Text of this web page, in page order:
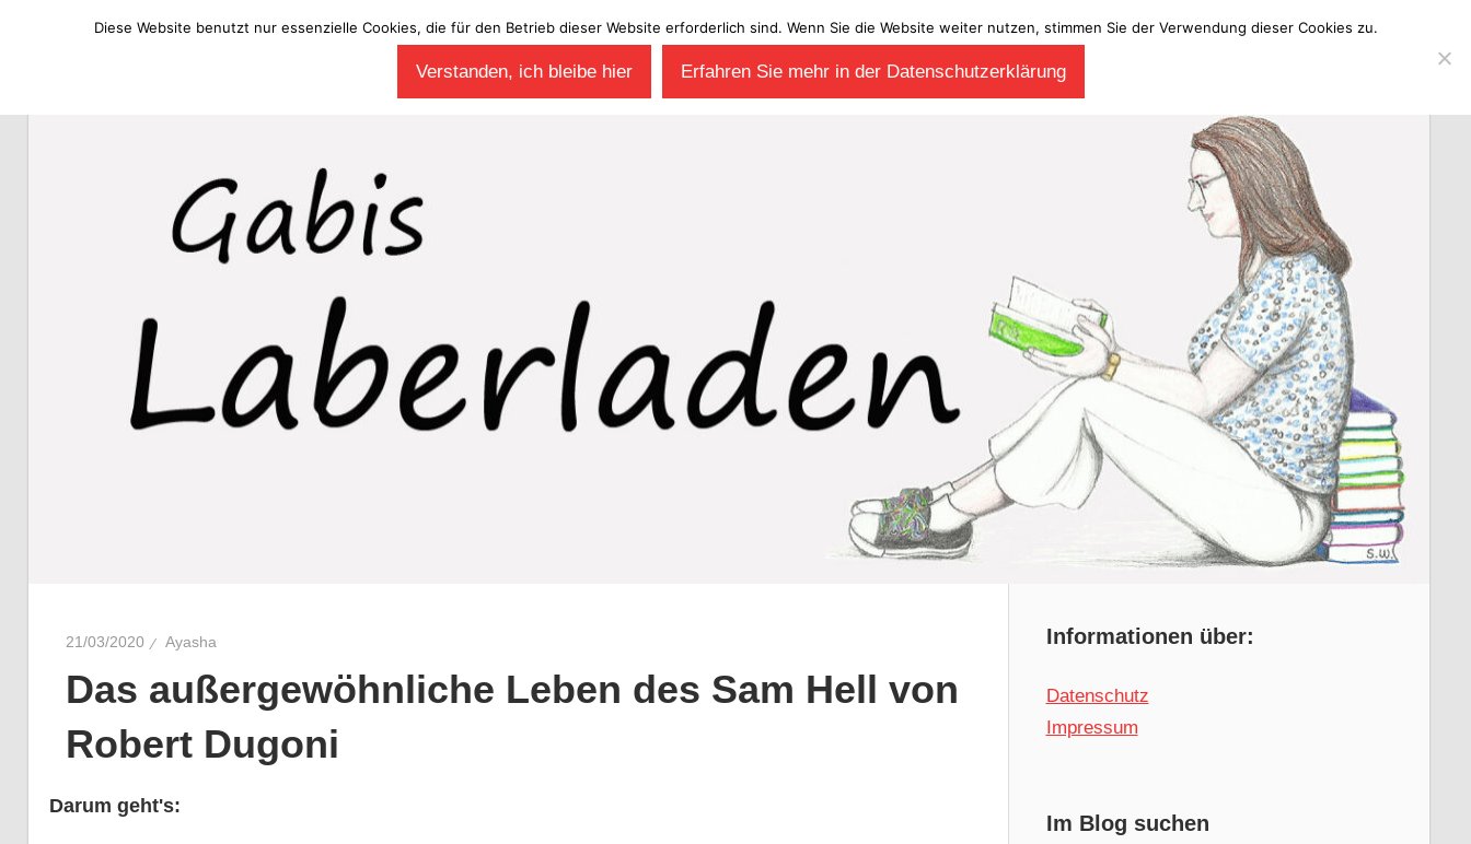
21/03/2020 Ayasha
Das außergewöhnliche Leben des Sam Hell von
Robert Dugoni
Darum geht's:
Informationen über:
Datenschutz
Impressum
Im Blog suchen
Diese Website benutzt nur essenzielle Cookies, die für den Betrieb dieser Website erforderlich sind. Wenn Sie die Website weiter nutzen, stimmen Sie der Verwendung dieser Cookies zu.
Verstanden, ich bleibe hier Erfahren Sie mehr in der Datenschutzerklärung